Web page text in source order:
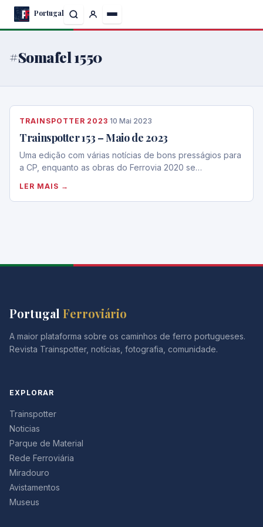
Skip
content
Portugal
#Somafel 1550
TRAINSPOTTER 2023·10 Mai 2023
Trainspotter 153 – Maio de 2023
Uma edição com várias notícias de bons presságios para
a CP, enquanto as obras do Ferrovia 2020 se…
LER MAIS →
Portugal Ferroviário
A maior plataforma sobre os caminhos de ferro portugueses.
Revista Trainspotter, notícias, fotografia, comunidade.
EXPLORAR
Trainspotter
Noticias
Parque de Material
Rede Ferroviária
Miradouro
Avistamentos
Museus